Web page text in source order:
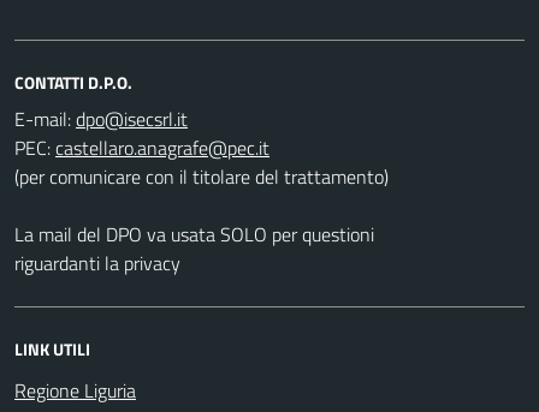
CONTATTI D.P.O.
E-mail:
PEC:
(per comunicare con il titolare del trattamento)
La mail del DPO va usata SOLO per questioni
riguardanti la privacy
LINK UTILI
Regione Liguria